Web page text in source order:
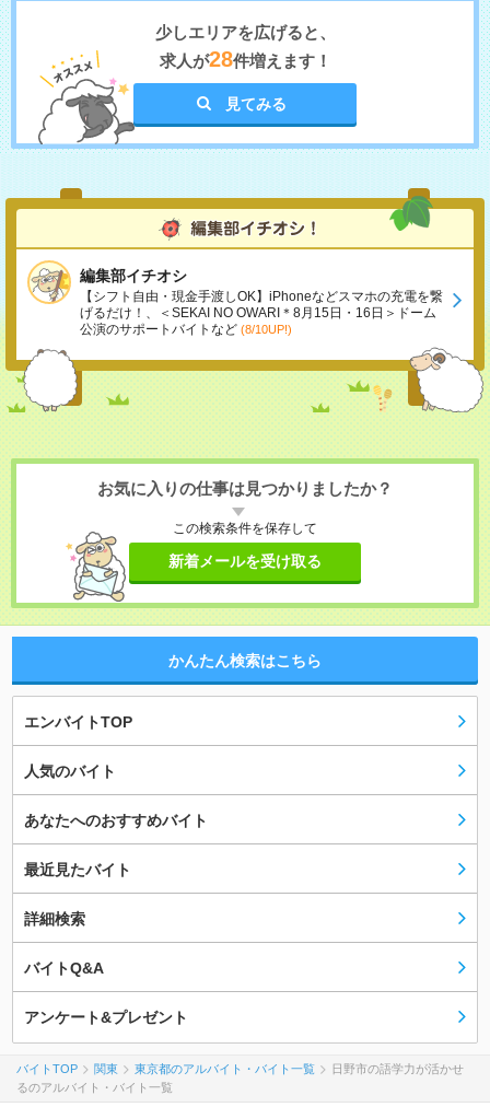
少しエリアを広げると、
求人が28件増えます！
見てみる
編集部イチオシ
【シフト自由・現金手渡しOK】iPhoneなどスマホの充電を繋
げるだけ！、＜SEKAI NO OWARI＊8月15日・16日＞ドーム
公演のサポートバイトなど (8/10UP!)
お気に入りの仕事は見つかりましたか？
この検索条件を保存して
新着メールを受け取る
かんたん検索はこちら
エンバイトTOP
人気のバイト
あなたへのおすすめバイト
最近見たバイト
詳細検索
バイトQ&A
アンケート&プレゼント
バイトTOP 関東 東京都のアルバイト・バイト一覧
日野市の語学力が活かせ
るのアルバイト・バイト一覧